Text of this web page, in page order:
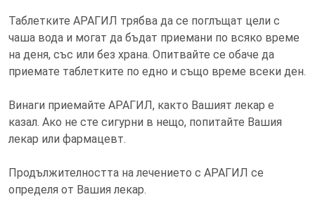
Таблетките АРАГИЛ трябва да се поглъщат цели с
чаша вода и могат да бъдат приемани по всяко време
на деня, със или без храна. Опитвайте се обаче да
приемате таблетките по едно и също време всеки ден.
Винаги приемайте АРАГИЛ, както Вашият лекар е
казал. Ако не сте сигурни в нещо, попитайте Вашия
лекар или фармацевт.
Продължителността на лечението с АРАГИЛ се
определя от Вашия лекар.